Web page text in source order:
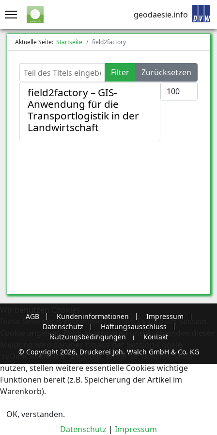
geodaesie.info
Aktuelle Seite: Startseite field2factory
Teil des Titels eingeben Filter
Zurücksetzen
Anzeige #
field2factory – GIS-
Anwendung für die
Transportlogistik in der
Landwirtschaft
AGB Kundeninformationen
Impressum
Datenschutz
Haftungsausschluss
Nutzungsbedingungen
Kontakt
© Copyright 2026, Druckerei Joh. Walch GmbH & Co. KG
Diese Seite nutzt essentielle Cookies. Es wird ein Session-
Cookie angelegt. Beim Akzeptieren und Ausblenden dieser
Meldung wird darüber hinaus der Session-Cookie
'reDimCookieHint' angelegt. Wenn Sie unseren Shop
nutzen, stellen weitere essentielle Cookies wichtige
Funktionen bereit (z.B. Speicherung der Artikel im
Warenkorb).
OK, verstanden.
Datenschutz | Impressum